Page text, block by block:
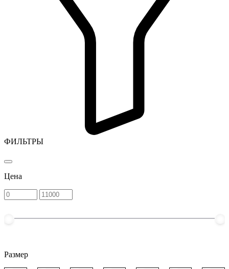
ФИЛЬТРЫ
Цена
Размер